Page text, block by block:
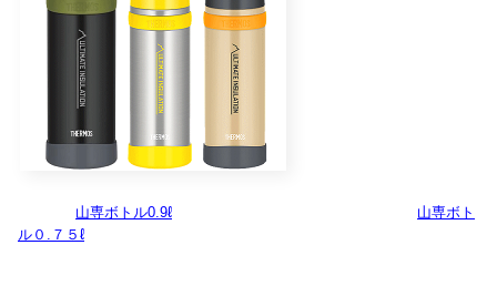
山専ボトル0.9ℓ
山専ボト
ル０.７５ℓ